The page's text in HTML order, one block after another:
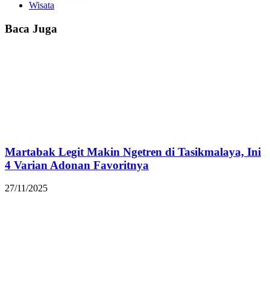
Wisata
Baca Juga
Martabak Legit Makin Ngetren di Tasikmalaya, Ini
4 Varian Adonan Favoritnya
27/11/2025